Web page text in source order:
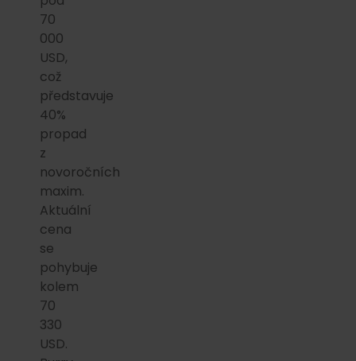
70
000
USD,
což
představuje
40%
propad
z
novoročních
maxim.
Aktuální
cena
se
pohybuje
kolem
70
330
USD.